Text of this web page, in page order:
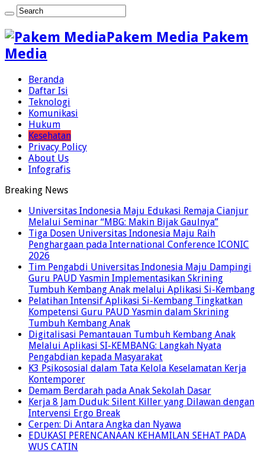
Pakem Media Pakem
Media
Beranda
Daftar Isi
Teknologi
Komunikasi
Hukum
Kesehatan
Privacy Policy
About Us
Infografis
Breaking News
Universitas Indonesia Maju Edukasi Remaja Cianjur
Melalui Seminar “MBG: Makin Bijak Gaulnya”
Tiga Dosen Universitas Indonesia Maju Raih
Penghargaan pada International Conference ICONIC
2026
Tim Pengabdi Universitas Indonesia Maju Dampingi
Guru PAUD Yasmin Implementasikan Skrining
Tumbuh Kembang Anak melalui Aplikasi Si-Kembang
Pelatihan Intensif Aplikasi Si-Kembang Tingkatkan
Kompetensi Guru PAUD Yasmin dalam Skrining
Tumbuh Kembang Anak
Digitalisasi Pemantauan Tumbuh Kembang Anak
Melalui Aplikasi SI-KEMBANG: Langkah Nyata
Pengabdian kepada Masyarakat
K3 Psikososial dalam Tata Kelola Keselamatan Kerja
Kontemporer
Demam Berdarah pada Anak Sekolah Dasar
Kerja 8 Jam Duduk: Silent Killer yang Dilawan dengan
Intervensi Ergo Break
Cerpen: Di Antara Angka dan Nyawa
EDUKASI PERENCANAAN KEHAMILAN SEHAT PADA
WUS CATIN